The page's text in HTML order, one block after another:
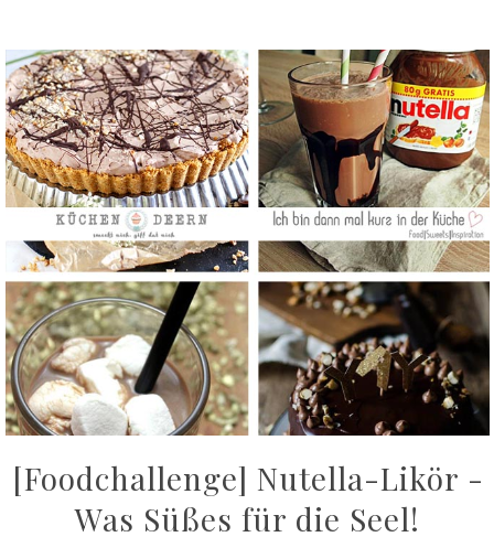
[Foodchallenge] Nutella-Likör -
Was Süßes für die Seel!